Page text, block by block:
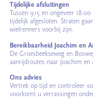
Tijdelijke afsluitingen
Tussen 9.15 en ongeveer
tijdelijk afgesloten. Straten
wielrenners voorbij zijn.
Bereikbaarheid Joachim en
De Groesbeekseweg en
aanrijdroutes naar Joachim
Ons advies
Vertrek op tijd en controleer
voorkomt u verrassingen